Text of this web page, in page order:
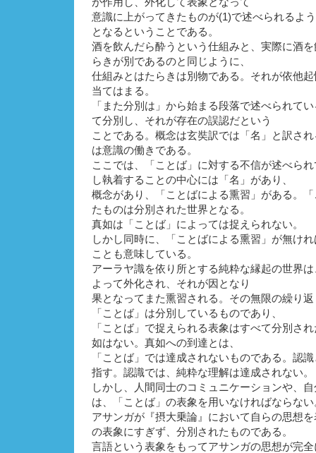
意識に上がってきたものが(1)で述べられるよ
となるということである。
酒を飲んだら酔うという仕組みと、実際に酒
らきが別であるのと同じように、
仕組みとはたらきは別物である。それが依他
当てはまる。
「また分別は」から始まる段落で述べられて
て分別し、それが存在の誤認だという
ことである。概念は玄奘訳では「名」と訳さ
は意識の働きである。
ここでは、「ことば」に対する不信が述べら
し執着することの中心には「名」があり、
概念があり、「ことばによる熏習」がある。
たものは分別された世界となる。
真如は「ことば」によっては捉えられない。
しかし同時に、「ことばによる熏習」が無け
ことも意味している。
アーラヤ識を依り所とする純粋な縁起の世界
よって外化され、それが因となり
果となってまた熏習される。その無限の繰り
「ことば」は分別しているものであり、
「ことば」で捉えられる表象はすべて分別さ
如はない。真如への到達とは、
「ことば」では達成されないものである。認
指す。認識では、純粋な理解は達成されない。
しかし、人間同士のコミュニケーションや、
は、「ことば」の表象を用いなければならない
アサンガが『摂大乗論』において自らの思想
の表象にすぎず、分別されたものである。
言語という表象をもってアサンガの思想が完